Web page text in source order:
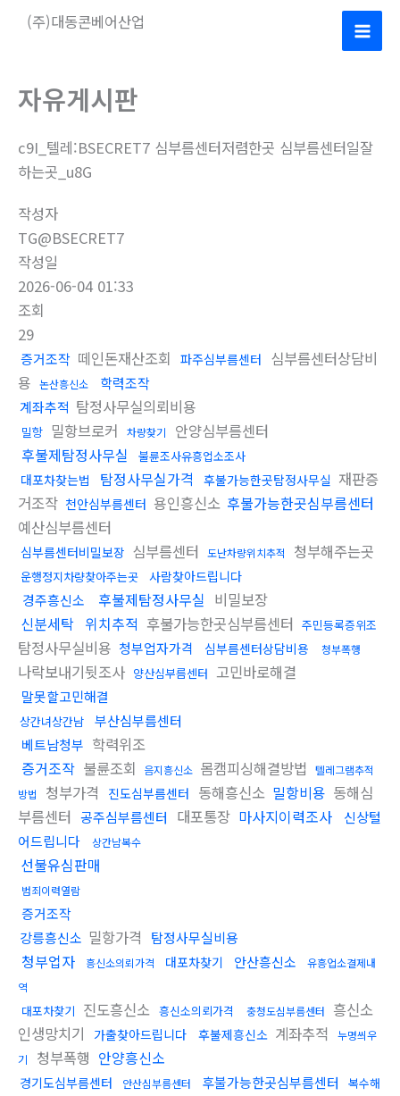
(주)대동콘베어산업
Main
자유게시판
c9I_텔레:BSECRET7 심부름센터저렴한곳 심부름센터일잘
하는곳_u8G
작성자
TG@BSECRET7
작성일
2026-06-04 01:33
조회
29
증거조작 떼인돈재산조회 파주심부름센터 심부름센터상담비
용 논산흥신소
학력조작
계좌추적 탐정사무실의뢰비용
밀항 밀항브로커 차량찾기
안양심부름센터
후불제탐정사무실
불륜조사유흥업소조사
대포차찾는법 탐정사무실가격 후불가능한곳탐정사무실 재판증
거조작 천안심부름센터 용인흥신소 후불가능한곳심부름센터
예산심부름센터
심부름센터비밀보장 심부름센터 도난차량위치추적 청부해주는곳
운행정지차량찾아주는곳 사람찾아드립니다
경주흥신소 후불제탐정사무실 비밀보장
신분세탁 위치추적 후불가능한곳심부름센터 주민등록증위조
탐정사무실비용 청부업자가격 심부름센터상담비용 청부폭행
나락보내기뒷조사 양산심부름센터 고민바로해결
말못할고민해결
상간녀상간남
부산심부름센터
베트남청부 학력위조
증거조작 불륜조회 음지흥신소 몸캠피싱해결방법
텔레그램추적
방법
청부가격 진도심부름센터 동해흥신소 밀항비용 동해심
부름센터 공주심부름센터 대포통장 마사지이력조사
신상털
어드립니다
상간남복수
선불유심판매
범죄이력열람
증거조작
강릉흥신소 밀항가격 탐정사무실비용
청부업자 흥신소의뢰가격 대포차찾기 안산흥신소
유흥업소결제내
역
대포차찾기 진도흥신소 흥신소의뢰가격 충청도심부름센터
흥신소
인생망치기
가출찾아드립니다 후불제흥신소 계좌추적
누명씌우
기
청부폭행 안양흥신소
경기도심부름센터 안산심부름센터 후불가능한곳심부름센터
복수해